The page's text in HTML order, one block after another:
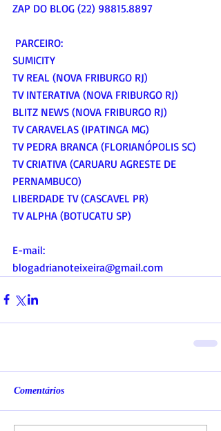
ZAP DO BLOG (22) 98815.8897
PARCEIRO:
SUMICITY
TV REAL (NOVA FRIBURGO RJ)
TV INTERATIVA (NOVA FRIBURGO RJ)
BLITZ NEWS (NOVA FRIBURGO RJ)
TV CARAVELAS (IPATINGA MG)
TV PEDRA BRANCA (FLORIANÓPOLIS SC)
TV CRIATIVA (CARUARU AGRESTE DE
PERNAMBUCO)
LIBERDADE TV (CASCAVEL PR)
TV ALPHA (BOTUCATU SP)
E-mail:
blogadrianoteixeira@gmail.com
Comentários